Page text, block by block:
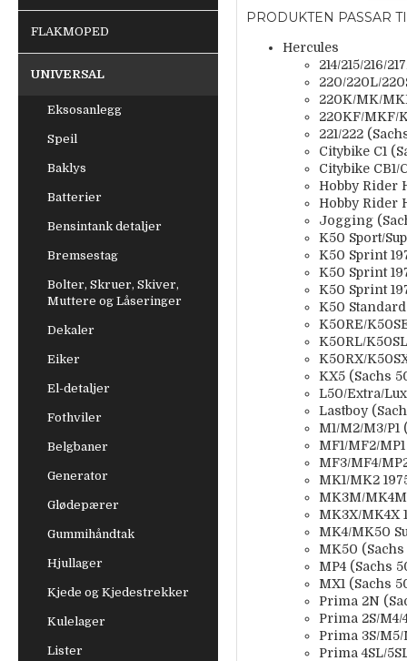
FLAKMOPED
UNIVERSAL
Eksosanlegg
Speil
Baklys
Batterier
Bensintank detaljer
Bremsestag
Bolter, Skruer, Skiver,
Muttere og Låseringer
Dekaler
Eiker
El-detaljer
Fothviler
Belgbaner
Generator
Glødepærer
Gummihåndtak
Hjullager
Kjede og Kjedestrekker
Kulelager
Lister
PRODUKTEN PASSAR
Hercules
214/215/216/
220/220L/
220K/MK/
220KF/MKF/
221/222
Citybike C1
Citybike CB1/
Hobby Rider
Hobby Rider
Jogging
K50 Sport/
K50 Sprint
K50 Sprint
K50 Sprint
K50 Standard
K50RE/
K50RL/
K50RX/
KX5 (Sachs
L50/Extra/
Lastboy
M1/M2/M3/P1
MF1/MF2/
MF3/MF4/
MK1/MK2
MK3M/MK4M
MK3X/MK4X
MK4/MK50
MK50 (Sachs
MP4 (Sachs
MX1 (Sachs
Prima 2N
Prima 2S/M4/
Prima 3S/M5/
Prima 4SL/